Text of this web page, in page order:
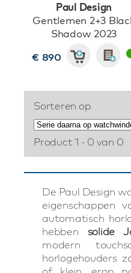
Paul Design
Gentlemen 2+3
Shadow 2023
€ 890
Sorteren op
Product 1 - 0 van 0
De Paul Design
eigenschappen
automatisch
hebben solide
modern
horlogehouders